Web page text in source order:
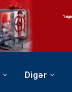
Digər